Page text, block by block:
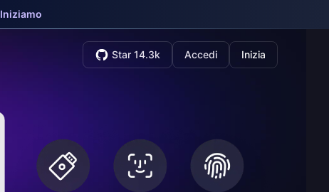
Iniziamo
Star 14.3k Accedi Inizia